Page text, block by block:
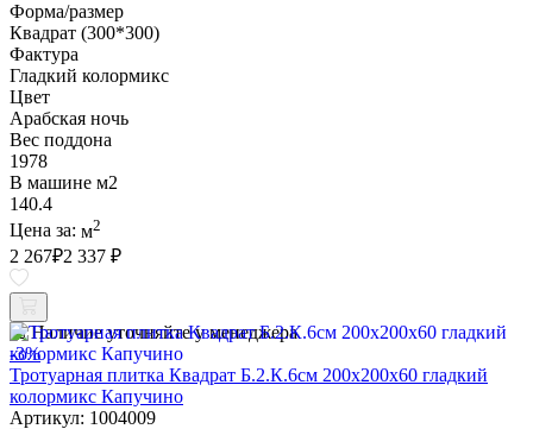
Форма/размер
Квадрат (300*300)
Фактура
Гладкий колормикс
Цвет
Арабская ночь
Вес поддона
1978
В машине м2
140.4
Цена за: м2
2 267₽2 337 ₽
Наличие уточняйте у менеджера
-3%
Тротуарная плитка Квадрат Б.2.К.6см 200х200х60 гладкий
колормикс Капучино
Артикул: 1004009